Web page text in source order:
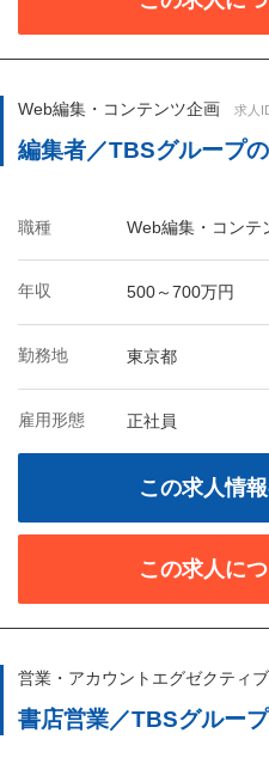
Web編集・コンテンツ企画 求人
編集者／TBSグループ
職種 Web編集・コンテ
年収 500～700万円
勤務地 東京都
雇用形態 正社員
この求人情
この求人に
営業・アカウントエグゼクティブ
書店営業／TBSグルー